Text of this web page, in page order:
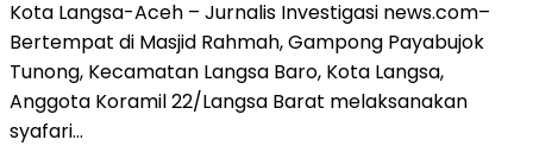
Kota Langsa-Aceh – Jurnalis Investigasi news.com–
Bertempat di Masjid Rahmah, Gampong Payabujok
Tunong, Kecamatan Langsa Baro, Kota Langsa,
Anggota Koramil 22/Langsa Barat melaksanakan
syafari…